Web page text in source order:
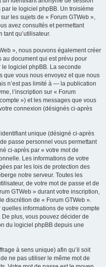
le logiciel phpBB. Un troisième
les sujets de « Forum GTWeb »,
avez consultés et permettant
tant qu’utilisateur.
», nous pouvons également créer
au document qui est prévu pour
logiciel phpBB. La seconde
que vous nous envoyez et que nous
n’est pas limité à — la publication
l’inscription sur « Forum
») et les messages que vous
connexion (désignés ci-après
unique (désigné ci-après
passe personnel vous permettant
ci-après par « votre mot de
Les informations de votre
par les lois de protection des
notre serveur. Toutes les
de votre mot de passe et de
GTWeb » durant votre inscription,
discrétion de « Forum GTWeb ».
informations de votre compte
plus, vous pouvez décider de
du logiciel phpBB depuis une
à sens unique) afin qu’il soit
ne pas utiliser le même mot de